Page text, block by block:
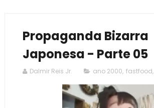
Propaganda Bizarra
Japonesa - Parte 05
Dalmir Reis Jr. ano 2000, fastfood,